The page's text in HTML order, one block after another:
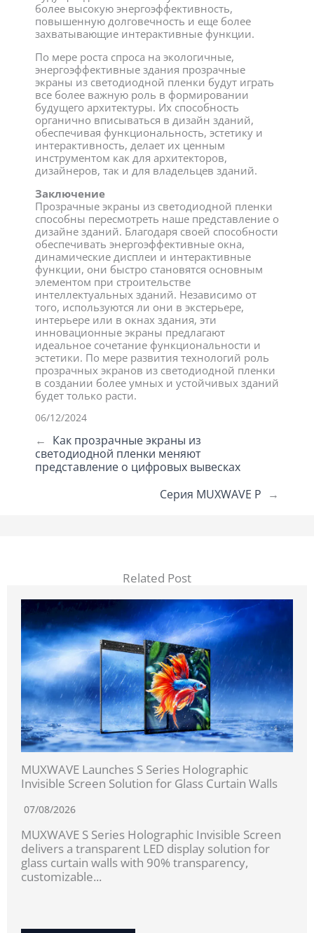
более высокую энергоэффективность,
повышенную долговечность и еще более
захватывающие интерактивные функции.
По мере роста спроса на экологичные,
энергоэффективные здания прозрачные
экраны из светодиодной пленки будут играть
все более важную роль в формировании
будущего архитектуры. Их способность
органично вписываться в дизайн зданий,
обеспечивая функциональность, эстетику и
интерактивность, делает их ценным
инструментом как для архитекторов,
дизайнеров, так и для владельцев зданий.
Заключение
Прозрачные экраны из светодиодной пленки
способны пересмотреть наше представление о
дизайне зданий. Благодаря своей способности
обеспечивать энергоэффективные окна,
динамические дисплеи и интерактивные
функции, они быстро становятся основным
элементом при строительстве
интеллектуальных зданий. Независимо от
того, используются ли они в экстерьере,
интерьере или в окнах здания, эти
инновационные экраны предлагают
идеальное сочетание функциональности и
эстетики. По мере развития технологий роль
прозрачных экранов из светодиодной пленки
в создании более умных и устойчивых зданий
будет только расти.
06/12/2024
← Как прозрачные экраны из
светодиодной пленки меняют
представление о цифровых вывесках
Серия MUXWAVE P →
Related Post
MUXWAVE Launches S Series Holographic
Invisible Screen Solution for Glass Curtain Walls
07/08/2026
MUXWAVE S Series Holographic Invisible Screen
delivers a transparent LED display solution for
glass curtain walls with 90% transparency,
customizable...